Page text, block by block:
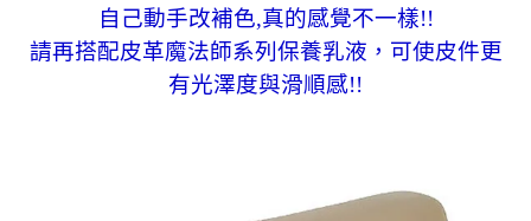
自己動手改補色,真的感覺不一樣!!
請再搭配皮革魔法師系列保養乳液，可使皮件更
有光澤度與滑順感!!